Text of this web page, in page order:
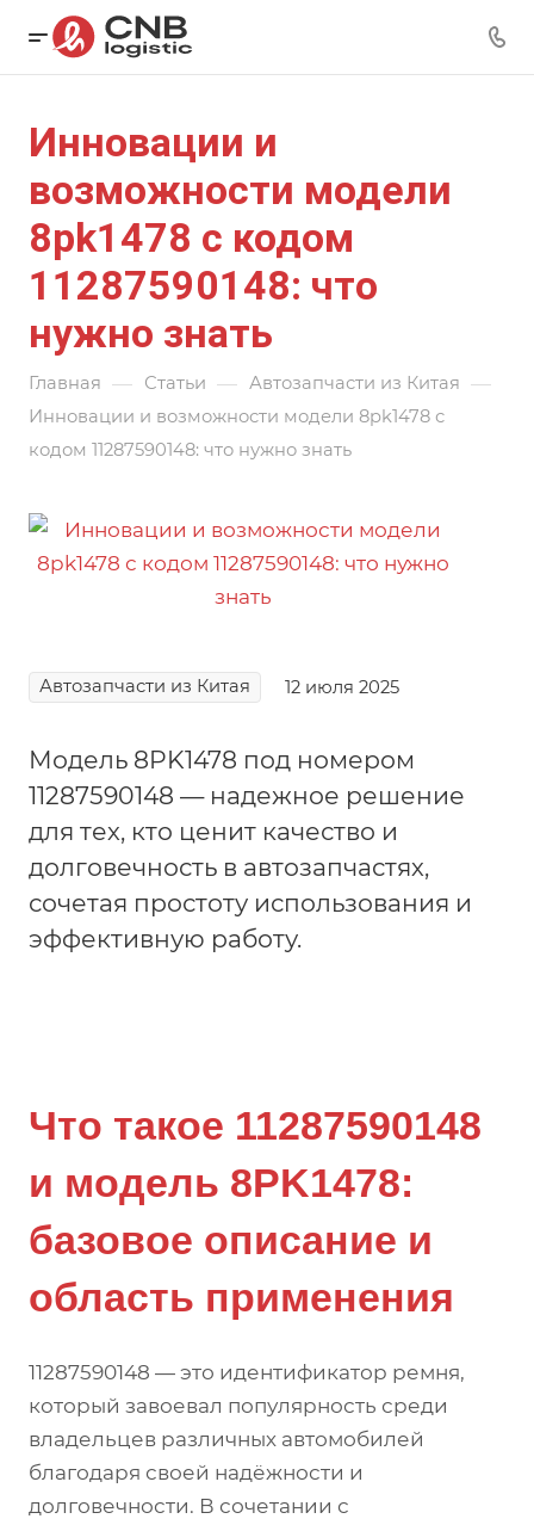
Инновации и
возможности модели
8pk1478 с кодом
11287590148: что
нужно знать
Главная — Статьи — Автозапчасти из Китая —
Инновации и возможности модели 8pk1478 с
кодом 11287590148: что нужно знать
Автозапчасти из Китая 12 июля 2025
Модель 8PK1478 под номером
11287590148 — надежное решение
для тех, кто ценит качество и
долговечность в автозапчастях,
сочетая простоту использования и
эффективную работу.
Что такое 11287590148
и модель 8PK1478:
базовое описание и
область применения
11287590148 — это идентификатор ремня,
который завоевал популярность среди
владельцев различных автомобилей
благодаря своей надёжности и
долговечности. В сочетании с